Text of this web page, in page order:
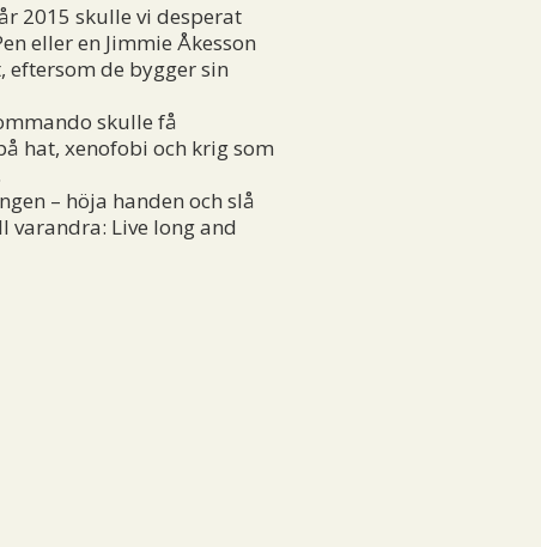
2015 skulle vi desperat
eller en Jimmie Åkesson
eftersom de bygger sin
skulle få
hat, xenofobi och krig som
– höja handen och slå
Live long and